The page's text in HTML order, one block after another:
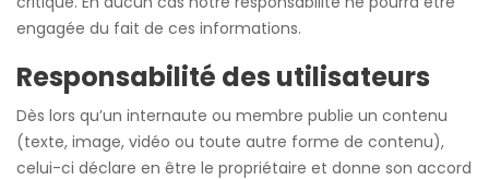
engagée du fait de ces informations.
Responsabilité des utilisateurs
Dès lors qu’un internaute ou membre publie un contenu
(texte, image, vidéo ou toute autre forme de contenu),
celui-ci déclare en être le propriétaire et donne son accord